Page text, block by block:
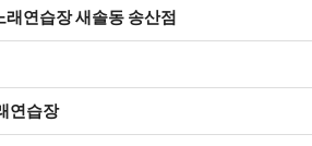
래연습장 새솔동 송산점
연습장